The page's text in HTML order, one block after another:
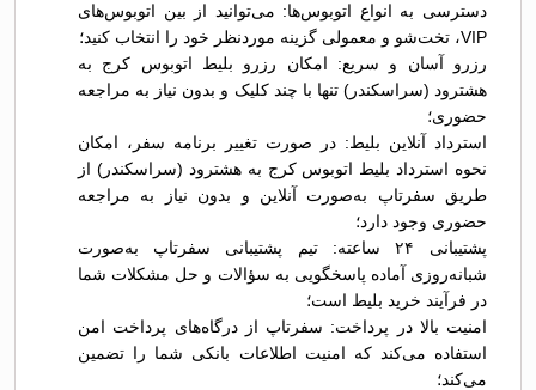
دسترسی به انواع اتوبوس‌ها: می‌توانید از بین اتوبوس‌های
VIP، تخت‌شو و معمولی گزینه موردنظر خود را انتخاب کنید؛
رزرو آسان و سریع: امکان رزرو بلیط اتوبوس کرج به
هشترود (سراسکندر) تنها با چند کلیک و بدون نیاز به مراجعه
حضوری؛
استرداد آنلاین بلیط: در صورت تغییر برنامه سفر، امکان
نحوه استرداد بلیط اتوبوس کرج به هشترود (سراسکندر) از
طریق سفرتاپ به‌صورت آنلاین و بدون نیاز به مراجعه
حضوری وجود دارد؛
پشتیبانی ۲۴ ساعته: تیم پشتیبانی سفرتاپ به‌صورت
شبانه‌روزی آماده پاسخگویی به سؤالات و حل مشکلات شما
در فرآیند خرید بلیط است؛
امنیت بالا در پرداخت: سفرتاپ از درگاه‌های پرداخت امن
استفاده می‌کند که امنیت اطلاعات بانکی شما را تضمین
می‌کند؛